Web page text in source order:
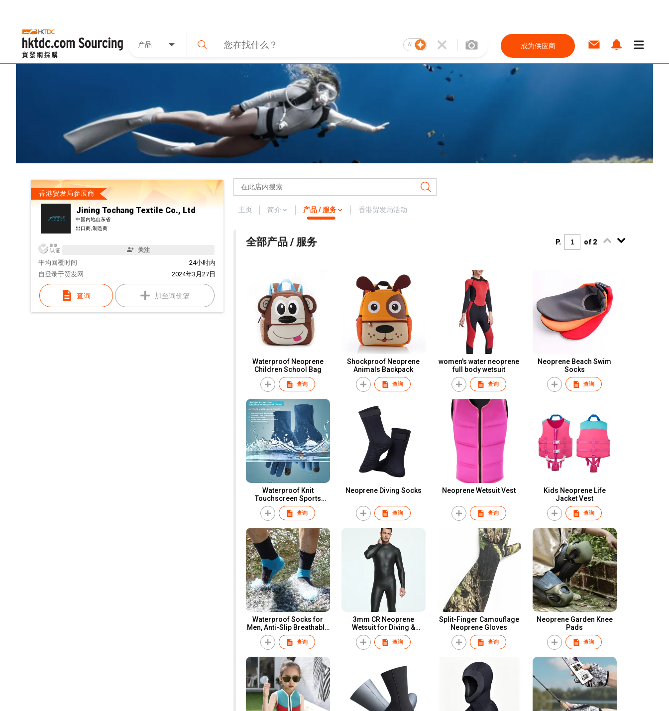
产品 AI 成为供应商
香港贸发局参展商
Jining Tochang Textile Co., Ltd
中国内地山东省
出口商, 制造商
关注
平均回覆时间
24小时内
自
2024年3月27日
登录于贸发网
查询 加至询价篮
主页 简介 产品 / 服务 香港贸发局活动
全部产品 / 服务 P. of 2
Waterproof Neoprene
Children School Bag
查询
Shockproof Neoprene
Animals Backpack
查询
women's water neoprene
full body wetsuit
查询
Neoprene Beach Swim
Socks
查询
Waterproof Knit
Touchscreen Sports
Gloves
查询
Neoprene Diving Socks
查询
Neoprene Wetsuit Vest
查询
Kids Neoprene Life
Jacket Vest
查询
Waterproof Socks for
Men, Anti-Slip Breathable
Wading Socks
查询
3mm CR Neoprene
Wetsuit for Diving &
Triathlon
查询
Split-Finger Camouflage
Neoprene Gloves
查询
Neoprene Garden Knee
Pads
查询